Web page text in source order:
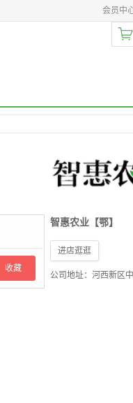
会员中
收藏
智惠农业【鄂】
进店逛逛
公司地址：河西新区